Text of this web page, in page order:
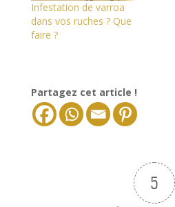
Infestation de varroa
dans vos ruches ? Que
faire ?
Partagez cet article !
5